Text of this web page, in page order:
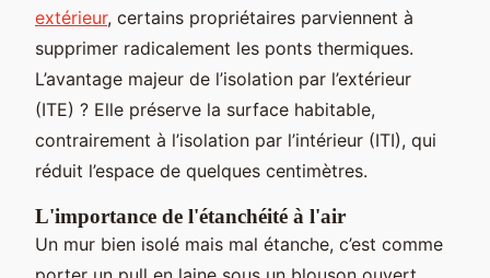
extérieur, certains propriétaires parviennent à
supprimer radicalement les ponts thermiques.
L’avantage majeur de l’isolation par l’extérieur
(ITE) ? Elle préserve la surface habitable,
contrairement à l’isolation par l’intérieur (ITI), qui
réduit l’espace de quelques centimètres.
L'importance de l'étanchéité à l'air
Un mur bien isolé mais mal étanche, c’est comme